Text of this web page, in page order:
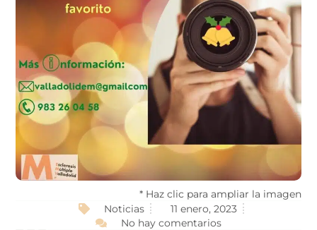
* Haz clic para ampliar la imagen
Noticias
11 enero, 2023
No hay comentarios